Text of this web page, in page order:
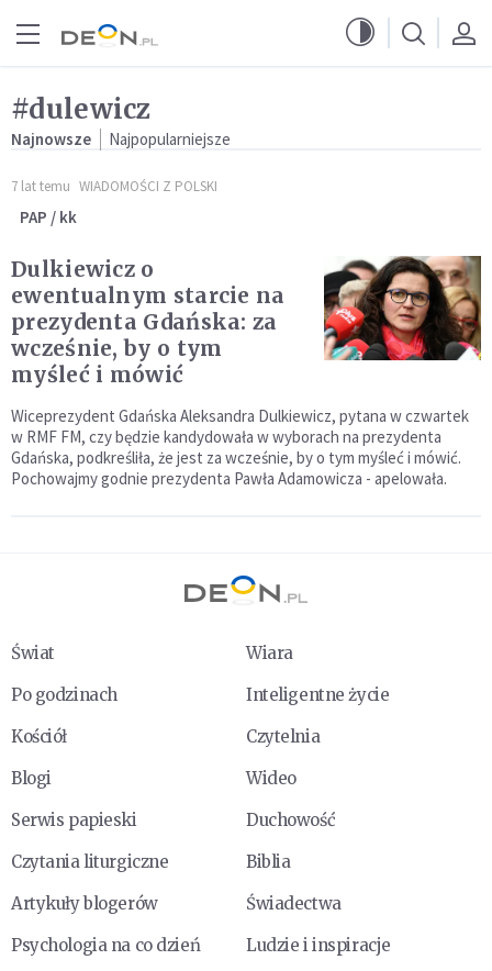
#dulewicz
Najnowsze Najpopularniejsze
7 lat temu WIADOMOŚCI Z POLSKI
PAP / kk
Dulkiewicz o
ewentualnym starcie na
prezydenta Gdańska: za
wcześnie, by o tym
myśleć i mówić
Wiceprezydent Gdańska Aleksandra Dulkiewicz, pytana w czwartek
w RMF FM, czy będzie kandydowała w wyborach na prezydenta
Gdańska, podkreśliła, że jest za wcześnie, by o tym myśleć i mówić.
Pochowajmy godnie prezydenta Pawła Adamowicza - apelowała.
Świat
Wiara
Po godzinach
Inteligentne życie
Kościół
Czytelnia
Blogi
Wideo
Serwis papieski
Duchowość
Czytania liturgiczne
Biblia
Artykuły blogerów
Świadectwa
Psychologia na co dzień
Ludzie i inspiracje